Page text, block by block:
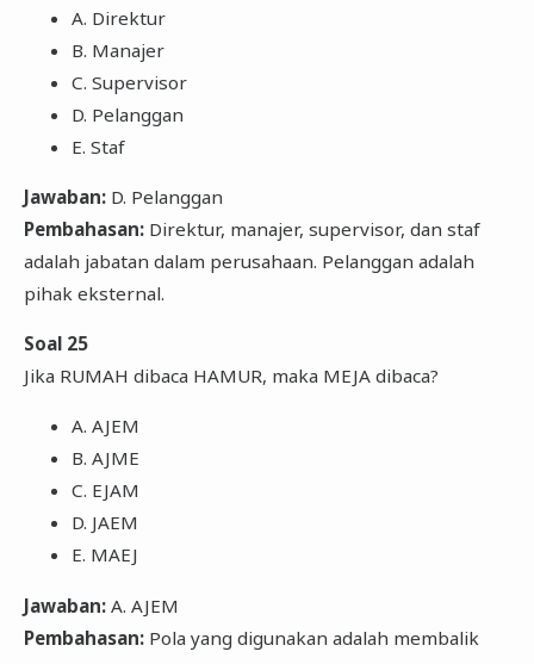
A. Direktur
B. Manajer
C. Supervisor
D. Pelanggan
E. Staf
Jawaban:D. Pelanggan
Pembahasan:Direktur, manajer, supervisor, dan staf
adalah jabatan dalam perusahaan. Pelanggan adalah
pihak eksternal.
Soal 25
Jika RUMAH dibaca HAMUR, maka MEJA dibaca?
A. AJEM
B. AJME
C. EJAM
D. JAEM
E. MAEJ
Jawaban:A. AJEM
Pembahasan:Pola yang digunakan adalah membalik